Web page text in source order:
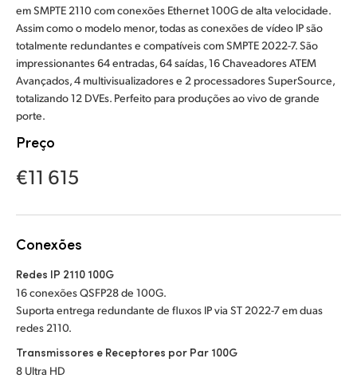
India
Italy
Japan
Malaysia
Netherlands
New Zealand
Poland
Portugal
em SMPTE 2110 com conexões Ethernet 100G de alta velocidade.
Assim como o modelo menor, todas as conexões de vídeo IP são
totalmente redundantes e compatíveis com SMPTE 2022-7. São
impressionantes 64 entradas, 64 saídas, 16 Chaveadores ATEM
Avançados, 4 multivisualizadores e 2 processadores SuperSource,
totalizando 12 DVEs. Perfeito para produções ao vivo de grande
porte.
Preço
€11 615
Conexões
Redes IP 2110 100G
16 conexões QSFP28 de 100G.
Suporta entrega redundante de fluxos IP via ST 2022-7 em duas
redes 2110.
Transmissores e Receptores por Par 100G
8 Ultra HD